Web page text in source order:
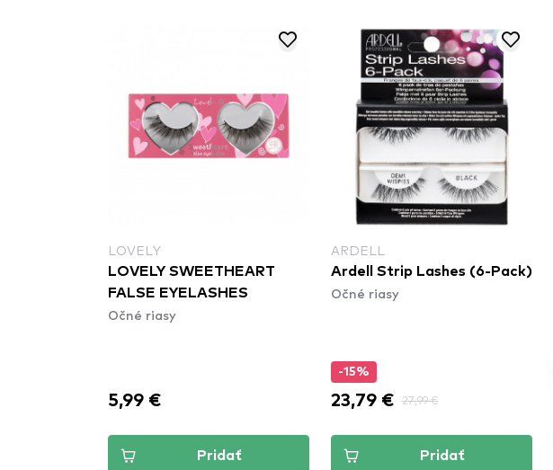
LOVELY
LOVELY SWEETHEART
FALSE EYELASHES
Očné riasy
5,99 €
Pridať
ARDELL
Ardell Strip Lashes (6-Pack)
Očné riasy
-15%
23,79 € 27,99 €
Pridať